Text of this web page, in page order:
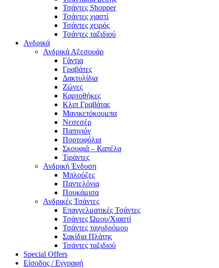
Τσάντες Shopper
Τσάντες χιαστί
Τσάντες χειρός
Τσάντες ταξιδιού
Ανδρικά
Ανδρικά Αξεσουάρ
Γάντια
Γραβάτες
Δακτυλίδια
Ζώνες
Καρτοθήκες
Κλιπ Γραβάτας
Μανικετόκουμπα
Νεσεσέρ
Παπιγιόν
Πορτοφόλια
Σκουφιά – Καπέλα
Τιράντες
Ανδρική Ένδυση
Μπλούζες
Παντελόνια
Πουκάμισα
Ανδρικές Τσάντες
Επαγγελματικές Τσάντες
Τσάντες Ώμου/Χιαστί
Τσάντες ταχυδρόμου
Σακίδια Πλάτης
Τσάντες ταξιδιού
Special Offers
Είσοδος / Εγγραφή